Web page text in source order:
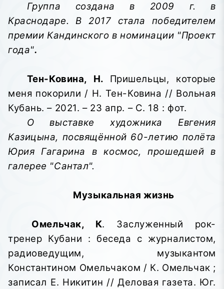
Группа создана в 2009 г. в
Краснодаре. В 2017 стала победителем
премии Кандинского в номинации "Проект
года".
Тен-Ковина, Н. Пришельцы, которые
меня покорили / Н. Тен-Ковина // Вольная
Кубань. – 2021. – 23 апр. – С. 18 : фот.
О выставке художника Евгения
Казицына, посвящённой 60-летию полёта
Юрия Гагарина в космос, прошедшей в
галерее "Сантал".
Музыкальная жизнь
Омельчак, К. Заслуженный рок-
тренер Кубани : беседа с журналистом,
радиоведущим, музыкантом
Константином Омельчаком / К. Омельчак ;
записал Е. Никитин // Деловая газета. Юг.